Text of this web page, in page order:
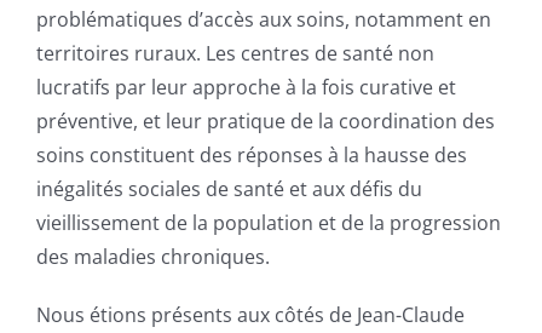
problématiques d’accès aux soins, notamment en
territoires ruraux. Les centres de santé non
lucratifs par leur approche à la fois curative et
préventive, et leur pratique de la coordination des
soins constituent des réponses à la hausse des
inégalités sociales de santé et aux défis du
vieillissement de la population et de la progression
des maladies chroniques.
Nous étions présents aux côtés de Jean-Claude